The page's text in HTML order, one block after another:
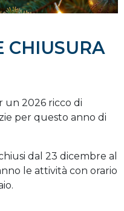
CHIUSURA
2026 ricco di
per questo anno di
dal 23 dicembre al
le attività con orario